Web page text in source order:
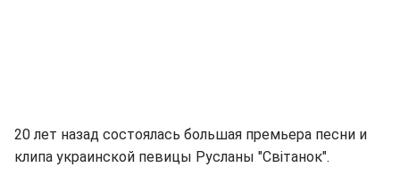
20 лет назад состоялась большая премьера песни и
клипа украинской певицы Русланы "Світанок".